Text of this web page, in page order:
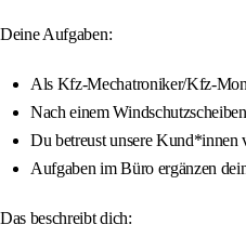
Deine Aufgaben:
Als Kfz-Mechatroniker/Kfz-
Nach einem
Du betreust unsere Kund*innen
Aufgaben im Büro ergänzen
Das beschreibt dich: